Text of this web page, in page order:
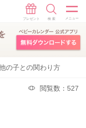
の子との関わり方
閲覧数：527